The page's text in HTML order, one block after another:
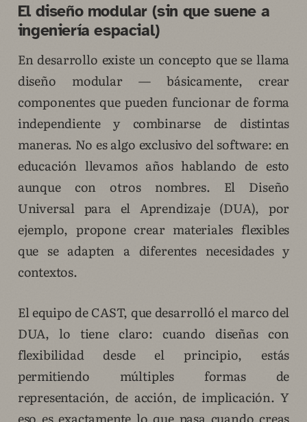
El diseño modular (sin que suene a
ingeniería espacial)
En desarrollo existe un concepto que se llama
diseño modular — básicamente, crear
componentes que pueden funcionar de forma
independiente y combinarse de distintas
maneras. No es algo exclusivo del software: en
educación llevamos años hablando de esto
aunque con otros nombres. El Diseño
Universal para el Aprendizaje (DUA), por
ejemplo, propone crear materiales flexibles
que se adapten a diferentes necesidades y
contextos.
El equipo de CAST, que desarrolló el marco del
DUA, lo tiene claro: cuando diseñas con
flexibilidad desde el principio, estás
permitiendo múltiples formas de
representación, de acción, de implicación. Y
eso es exactamente lo que pasa cuando creas